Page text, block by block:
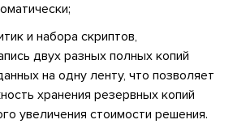
и набора скриптов,
двух разных полных копий
на одну ленту, что позволяет
хранения резервных копий
увеличения стоимости решения.